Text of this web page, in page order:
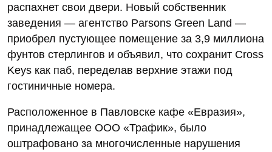
распахнет свои двери. Новый собственник
заведения — агентство Parsons Green Land —
приобрел пустующее помещение за 3,9 миллиона
фунтов стерлингов и объявил, что сохранит Cross
Keys как паб, переделав верхние этажи под
гостиничные номера.
Расположенное в Павловске кафе «Евразия»,
принадлежащее ООО «Трафик», было
оштрафовано за многочисленные нарушения